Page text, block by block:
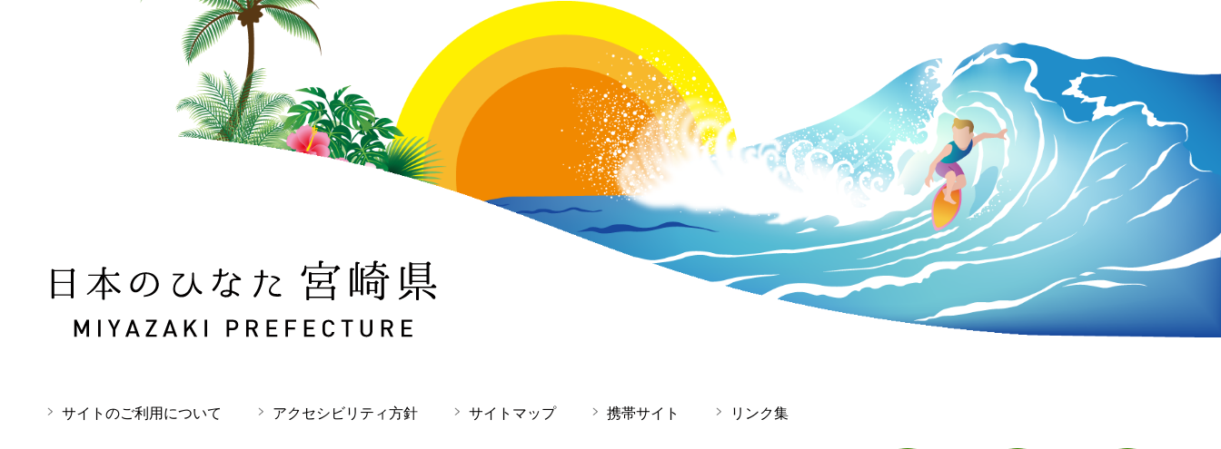
日本のひなた 宮崎県 MIYAZAKI PREFECTURE
サイトのご利用について アクセシビリティ方針 サイトマップ 携帯サイト リンク集